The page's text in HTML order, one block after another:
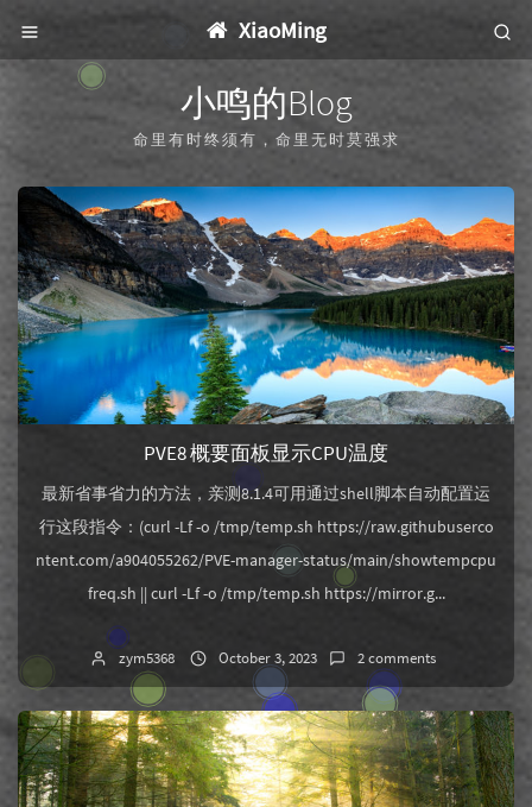
XiaoMing
小鸣的Blog
命 里有时终须有 ， 命 里无时莫强求
PVE8 概要面板显示CPU温度
最新省事省力的方法，亲测8.1.4可用通过shell脚本自动配置运
行这段指令：(curl -Lf -o /tmp/temp.sh https://raw.githubuserco
ntent.com/a904055262/PVE-manager-status/main/showtempcpu
freq.sh || curl -Lf -o /tmp/temp.sh https://mirror.g...
zym5368 October 3, 2023 2 comments